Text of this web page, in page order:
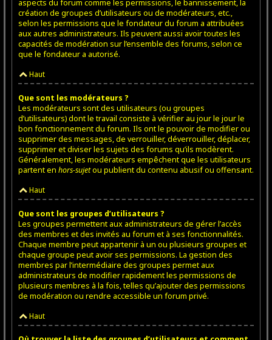
aspects du forum comme les permissions, le bannissement, la
création de groupes d’utilisateurs ou de modérateurs, etc.,
selon les permissions que le fondateur du forum a attribuées
aux autres administrateurs. Ils peuvent aussi avoir toutes les
capacités de modération sur l’ensemble des forums, selon ce
que le fondateur a autorisé.
Haut
Que sont les modérateurs ?
Les modérateurs sont des utilisateurs (ou groupes
d’utilisateurs) dont le travail consiste à vérifier au jour le jour le
bon fonctionnement du forum. Ils ont le pouvoir de modifier ou
supprimer des messages, de verrouiller, déverrouiller, déplacer,
supprimer et diviser les sujets des forums qu’ils modèrent.
Généralement, les modérateurs empêchent que les utilisateurs
partent en hors-sujetou publient du contenu abusif ou offensant.
Haut
Que sont les groupes d’utilisateurs ?
Les groupes permettent aux administrateurs de gérer l’accès
des membres et des invités au forum et à ses fonctionnalités.
Chaque membre peut appartenir à un ou plusieurs groupes et
chaque groupe peut avoir ses permissions. La gestion des
membres par l’intermédiaire des groupes permet aux
administrateurs de modifier rapidement les permissions de
plusieurs membres à la fois, telles qu’ajouter des permissions
de modération ou rendre accessible un forum privé.
Haut